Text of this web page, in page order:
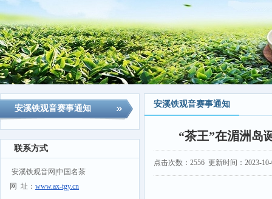
安溪铁观音赛事通知
联系方式
安溪铁观音网|中国名茶
网 址： www.ax-tgy.cn
安溪铁观音赛事通知
“茶王”在湄洲岛
点击次数： 2556 更新时间：2023-